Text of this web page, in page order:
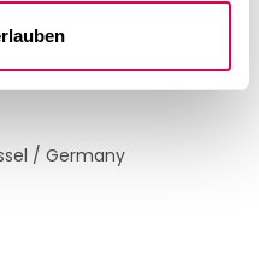
und -textilien. Wir
Restaurants, Hotels und
auf die Sie sich verlassen
/ Germany